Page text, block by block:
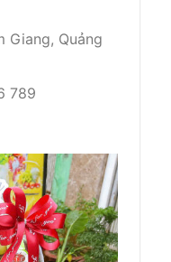
Giang, Quảng
789